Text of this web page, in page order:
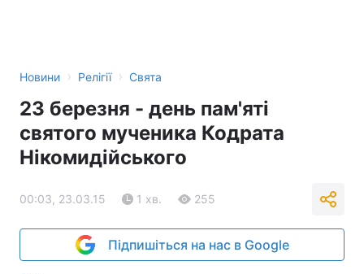
Новини › Релігії › Свята
23 березня - день пам'яті
святого мученика Кодрата
Нікомидійського
00:03, 23.03.15 1 хв. 255
Підпишіться на нас в Google